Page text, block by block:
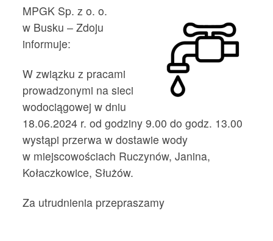
MPGK Sp. z o. o.
w Busku – Zdoju
informuje:
W związku z pracami
prowadzonymi na sieci
wodociągowej w dniu
18.06.2024 r. od godziny 9.00 do godz. 13.00
wystąpi przerwa w dostawie wody
w miejscowościach Ruczynów, Janina,
Kołaczkowice, Służów.
Za utrudnienia przepraszamy